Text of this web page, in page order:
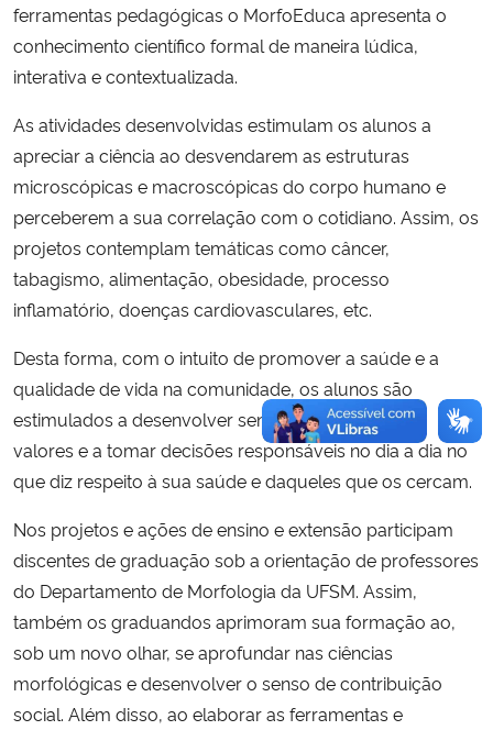
ferramentas pedagógicas o MorfoEduca apresenta o
conhecimento científico formal de maneira lúdica,
interativa e contextualizada.
As atividades desenvolvidas estimulam os alunos a
apreciar a ciência ao desvendarem as estruturas
microscópicas e macroscópicas do corpo humano e
perceberem a sua correlação com o cotidiano. Assim, os
projetos contemplam temáticas como câncer,
tabagismo, alimentação, obesidade, processo
inflamatório, doenças cardiovasculares, etc.
Desta forma, com o intuito de promover a saúde e a
qualidade de vida na comunidade, os alunos são
estimulados a desenvolver senso crítico, a integrar
valores e a tomar decisões responsáveis no dia a dia no
que diz respeito à sua saúde e daqueles que os cercam.
Nos projetos e ações de ensino e extensão participam
discentes de graduação sob a orientação de professores
do Departamento de Morfologia da UFSM. Assim,
também os graduandos aprimoram sua formação ao,
sob um novo olhar, se aprofundar nas ciências
morfológicas e desenvolver o senso de contribuição
social. Além disso, ao elaborar as ferramentas e